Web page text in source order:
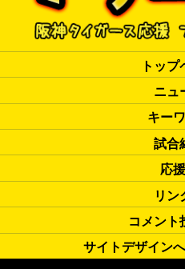
トップ
ニュ
キー
試合
応
リン
コメント
サイトデザイン